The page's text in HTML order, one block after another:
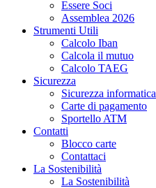
Essere Soci
Assemblea 2026
Strumenti Utili
Calcolo Iban
Calcola il mutuo
Calcolo TAEG
Sicurezza
Sicurezza informatica
Carte di pagamento
Sportello ATM
Contatti
Blocco carte
Contattaci
La Sostenibilità
La Sostenibilità